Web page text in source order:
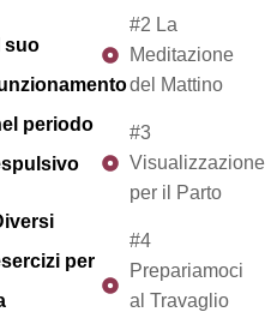
Il suo
periodo
per
#2 La
Meditazione
del Mattino
#3
Visualizzazione
per il Parto
#4
Prepariamoci
al Travaglio